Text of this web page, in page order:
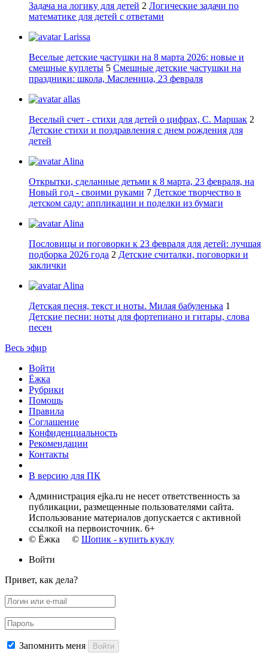
Задача на логику для детей 2 Логические задачи по
математике для детей с ответами
Larissa
Веселые детские частушки на 8 марта 2026: новые и
смешные куплеты 5 Смешные детские частушки на
праздники: школа, Масленица, 23 февраля
allas
Веселый счет - стихи для детей о цифрах, С. Маршак 2
Детские стихи и поздравления с днем рождения для
детей
Alina
Открытки, сделанные детьми к 8 марта, 23 февраля, на
Новый год - своими руками 7 Детское творчество в
детском саду: аппликации и поделки из бумаги
Alina
Пословицы и поговорки к 23 февраля для детей: лучшая
подборка 2026 года 2 Детские считалки, поговорки и
заклички
Alina
Детская песня, текст и ноты. Милая бабуленька 1
Детские песни: ноты для фортепиано и гитары, слова
песен
Весь эфир
Войти
Ёжка
Рубрики
Помощь
Правила
Соглашение
Конфиденциальность
Рекомендации
Контакты
В версию для ПК
Администрация ejka.ru не несет ответственность за
публикации, размещенные пользователями сайта.
Использование материалов допускается с активной
ссылкой на первоисточник. 6+
© Ёжка © Шопик - купить куклу
Войти
Привет, как дела?
Запомнить меня Войти